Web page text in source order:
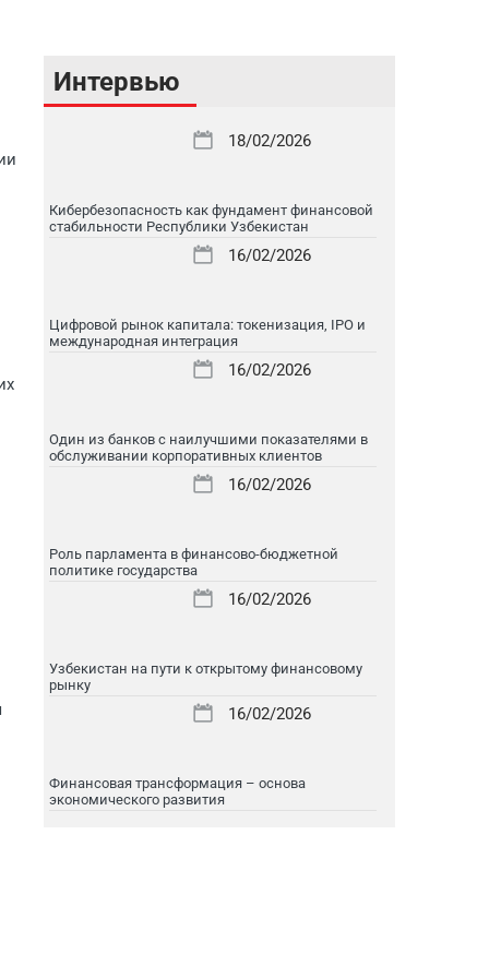
Интервью
18/02/2026
Кибербезопасность как фундамент финансовой
стабильности Республики Узбекистан
16/02/2026
Цифровой рынок капитала: токенизация, IPO и
международная интеграция
16/02/2026
Один из банков с наилучшими показателями в
обслуживании корпоративных клиентов
16/02/2026
Роль парламента в финансово-бюджетной
политике государства
16/02/2026
Узбекистан на пути к открытому финансовому
рынку
16/02/2026
Финансовая трансформация – основа
экономического развития